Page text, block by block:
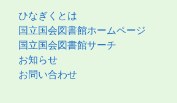
ひなぎくとは
国立国会図書館ホームページ
国立国会図書館サーチ
お知らせ
お問い合わせ